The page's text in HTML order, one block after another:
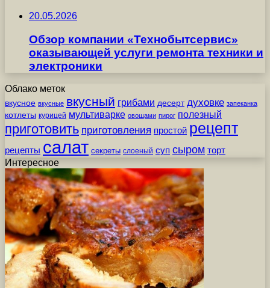
20.05.2026
Обзор компании «Технобытсервис»
оказывающей услуги ремонта техники и
электроники
Облако меток
вкусное вкусные вкусный грибами десерт духовке запеканка
котлеты курицей мультиварке овощами пирог полезный
приготовить приготовления простой рецепт
рецепты салат секреты слоеный суп сыром торт
Интересное